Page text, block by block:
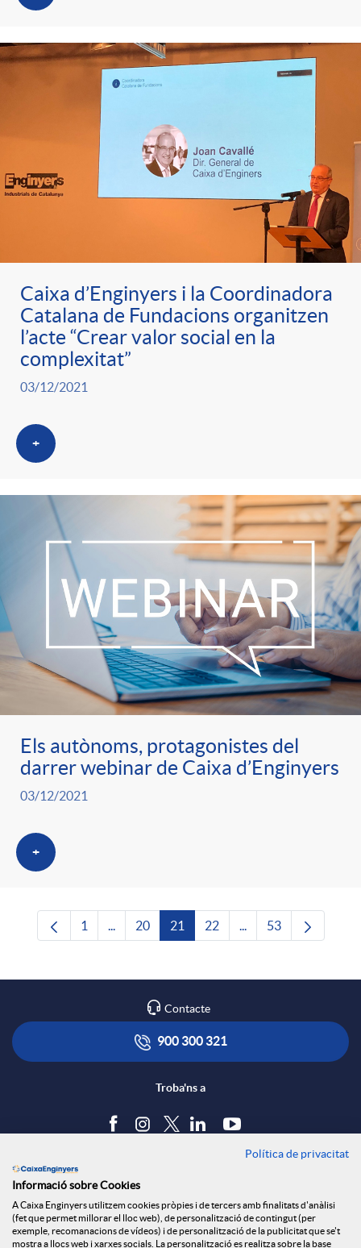
Caixa d’Enginyers i la Coordinadora
Catalana de Fundacions organitzen
l’acte “Crear valor social en la
complexitat”
03/12/2021
+
Els autònoms, protagonistes del
darrer webinar de Caixa d’Enginyers
03/12/2021
+
Pàgina
1 ...Pàgines intermèdies Utilitzeu TAB per
Pàgina
20 Pàgina
21 Pàgina
22 ...Pàgines intermèdies
Pàgina
53
Contacte
900 300 321
Troba'ns a
Política de cookies
Avís legal
Política de privacitat
Informació sobre Cookies
A Caixa Enginyers utilitzem cookies pròpies i de tercers amb finalitats d'anàlisi
(fet que permet millorar el lloc web), de personalització de contingut (per
exemple, recomanacions de vídeos) i de personalització de la publicitat que se't
mostra a llocs web i xarxes socials. La personalització es realitza sobre la base